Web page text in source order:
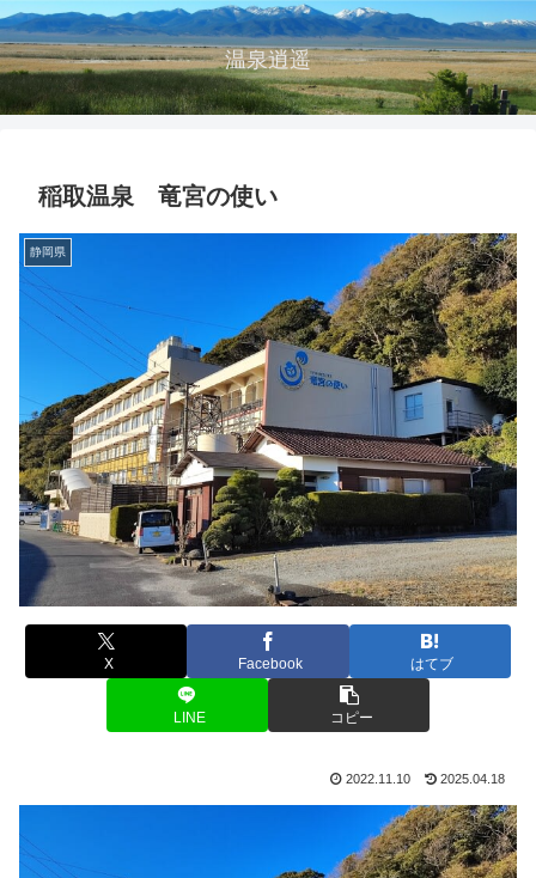
温泉逍遥
稲取温泉 竜宮の使い
静岡県
X Facebook はてブ
LINE コピー
2022.11.10 2025.04.18